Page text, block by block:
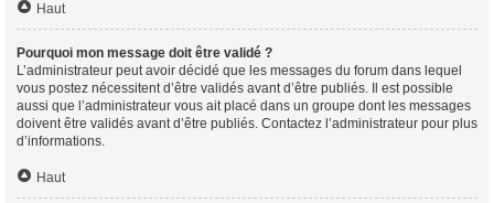
Haut
Pourquoi mon message doit être validé ?
L’administrateur peut avoir décidé que les messages du forum dans lequel
vous postez nécessitent d’être validés avant d’être publiés. Il est possible
aussi que l’administrateur vous ait placé dans un groupe dont les messages
doivent être validés avant d’être publiés. Contactez l’administrateur pour plus
d’informations.
Haut